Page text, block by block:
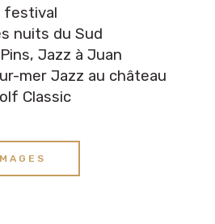
festival
nuits du Sud
Jazz à Juan
mer Jazz au château
Classic